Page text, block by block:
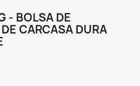
- BOLSA DE
CARCASA DURA